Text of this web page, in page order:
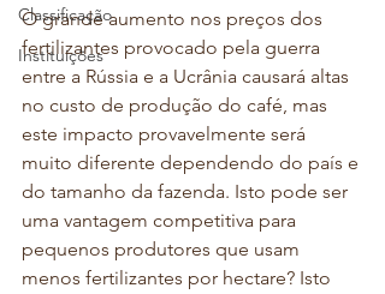
Classificação
Instituições
O grande aumento nos preços dos
fertilizantes provocado pela guerra
entre a Rússia e a Ucrânia causará altas
no custo de produção do café, mas
este impacto provavelmente será
muito diferente dependendo do país e
do tamanho da fazenda. Isto pode ser
uma vantagem competitiva para
pequenos produtores que usam
menos fertilizantes por hectare? Isto